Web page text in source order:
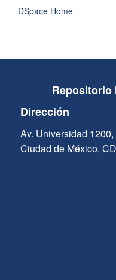
DSpace Home
Repositorio
Dirección
Av. Universidad
Ciudad de México,